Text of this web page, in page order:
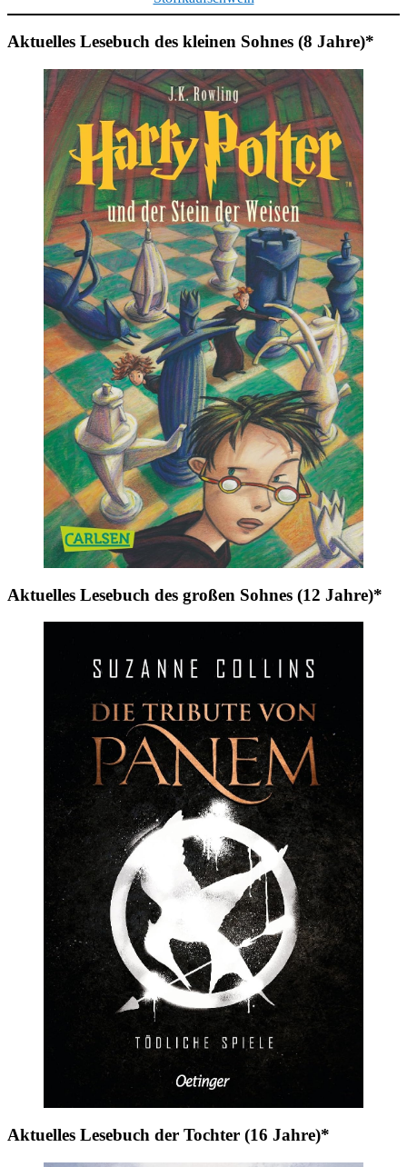
Aktuelles Lesebuch des kleinen Sohnes (8 Jahre)*
Aktuelles Lesebuch des großen Sohnes (12 Jahre)*
Aktuelles Lesebuch der Tochter (16 Jahre)*